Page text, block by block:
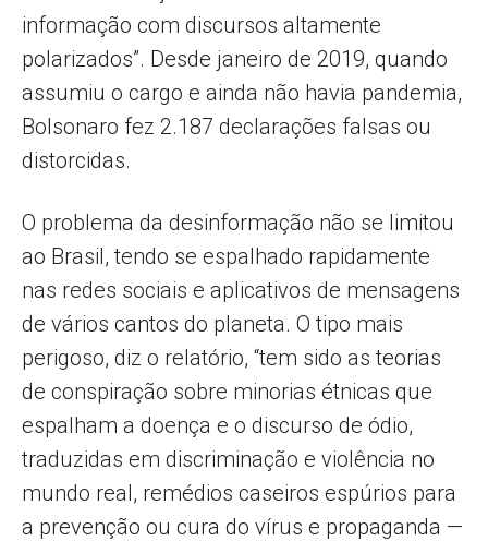
informação com discursos altamente
polarizados”. Desde janeiro de 2019, quando
assumiu o cargo e ainda não havia pandemia,
Bolsonaro fez 2.187 declarações falsas ou
distorcidas.
O problema da desinformação não se limitou
ao Brasil, tendo se espalhado rapidamente
nas redes sociais e aplicativos de mensagens
de vários cantos do planeta. O tipo mais
perigoso, diz o relatório, “tem sido as teorias
de conspiração sobre minorias étnicas que
espalham a doença e o discurso de ódio,
traduzidas em discriminação e violência no
mundo real, remédios caseiros espúrios para
a prevenção ou cura do vírus e propaganda —